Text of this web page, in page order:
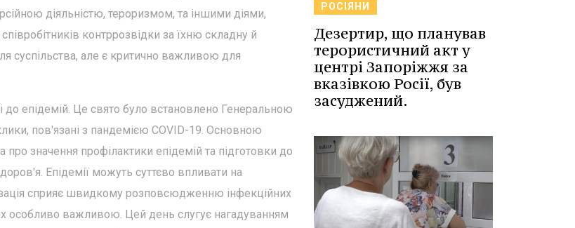
діяльністю, тероризмом, та іншими діями,
контррозвідки за їхню складну й
суспільства, але є критично важливою для
до епідемій. Це свято було встановлено Генеральною
пов'язані з пандемією COVID-19. Основною
значення профілактики епідемій та підготовки до
Епідемії можуть суттєво впливати на
сприяє швидкому розповсюдженню інфекційних
особливо важливою. Цей день слугує нагадуванням
РОСІЯНИ
Дезертир, що планував
терористичний акт у
центрі Запоріжжя за
вказівкою Росії, був
засуджений.